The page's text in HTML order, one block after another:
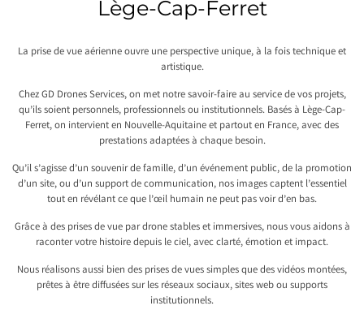
Lège-Cap-Ferret
La prise de vue aérienne ouvre une perspective unique, à la fois technique et
artistique.
Chez GD Drones Services, on met notre savoir-faire au service de vos projets,
qu’ils soient personnels, professionnels ou institutionnels. Basés à Lège-Cap-
Ferret, on intervient en Nouvelle-Aquitaine et partout en France, avec des
prestations adaptées à chaque besoin.
Qu’il s’agisse d’un souvenir de famille, d’un événement public, de la promotion
d’un site, ou d’un support de communication, nos images captent l’essentiel
tout en révélant ce que l’œil humain ne peut pas voir d’en bas.
Grâce à des prises de vue par drone stables et immersives, nous vous aidons à
raconter votre histoire depuis le ciel, avec clarté, émotion et impact.
Nous réalisons aussi bien des prises de vues simples que des vidéos montées,
prêtes à être diffusées sur les réseaux sociaux, sites web ou supports
institutionnels.